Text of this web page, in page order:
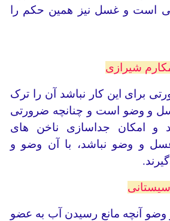
‌است و غسل نیز همین حکم را
شیرازی
برای این کار نباشد آن را ترک
و وضو است و چنانچه ضرورتی
و امکان جداسازی ناخن های
و وضو نباشد، با آن وضو و
سیستانی
وضو آنچه مانع رسیدن آب به عضو